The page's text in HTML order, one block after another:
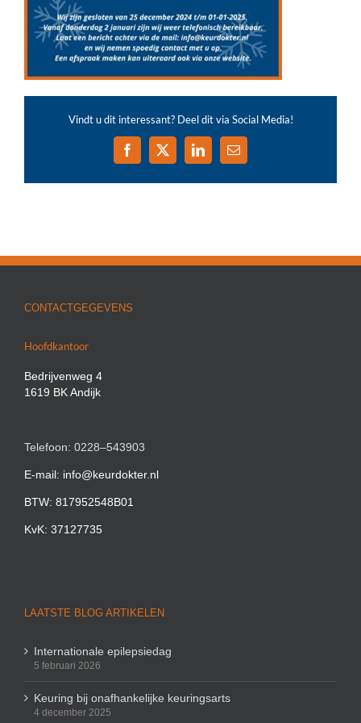
Vindt u dit interessant? Deel dit via Social Media!
Facebook
X LinkedIn
E-
CONTACTGEGEVENS
Hoofdkantoor
Bedrijvenweg 4
1619 BK Andijk
Telefoon: 0228–543903
E-mail: info@keurdokter.nl
BTW: 817952548B01
KvK: 37127735
LAATSTE BLOG ARTIKELEN
Internationale epilepsiedag
5 februari 2026
Keuring bij onafhankelijke keuringsarts
4 december 2025